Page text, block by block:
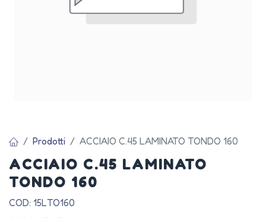
Prodotti ACCIAIO C.45 LAMINATO TONDO 160
ACCIAIO C.45 LAMINATO
TONDO 160
COD: 15LTO160